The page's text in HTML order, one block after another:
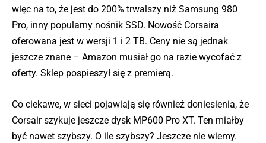
więc na to, że jest do 200% trwalszy niż Samsung 980
Pro, inny popularny nośnik SSD. Nowość Corsaira
oferowana jest w wersji 1 i 2 TB. Ceny nie są jednak
jeszcze znane – Amazon musiał go na razie wycofać z
oferty. Sklep pospieszył się z premierą.
Co ciekawe, w sieci pojawiają się również doniesienia, że
Corsair szykuje jeszcze dysk MP600 Pro XT. Ten miałby
być nawet szybszy. O ile szybszy? Jeszcze nie wiemy.